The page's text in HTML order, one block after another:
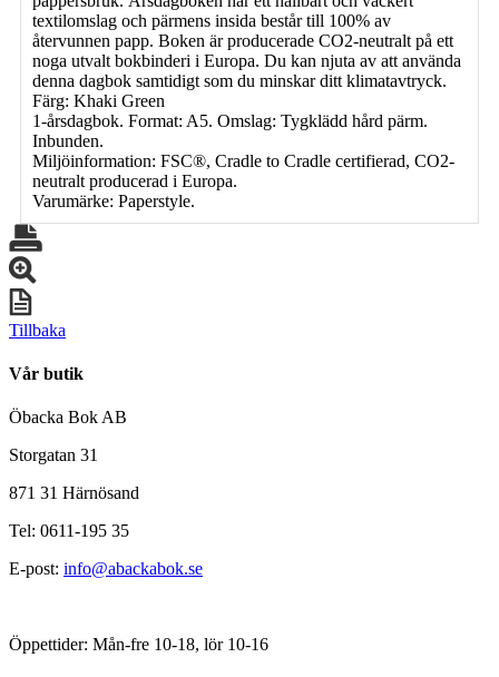
textilomslag och pärmens insida består till 100% av
återvunnen papp. Boken är producerade CO2-neutralt på ett
noga utvalt bokbinderi i Europa. Du kan njuta av att använda
denna dagbok samtidigt som du minskar ditt klimatavtryck.
Färg: Khaki Green
1-årsdagbok. Format: A5. Omslag: Tygklädd hård pärm.
Inbunden.
Miljöinformation: FSC®, Cradle to Cradle certifierad, CO2-
neutralt producerad i Europa.
Varumärke: Paperstyle.
Tillbaka
Vår butik
Öbacka Bok AB
Storgatan 31
871 31 Härnösand
Tel: 0611-195 35
E-post: info@abackabok.se
Öppettider: Mån-fre 10-18, lör 10-16